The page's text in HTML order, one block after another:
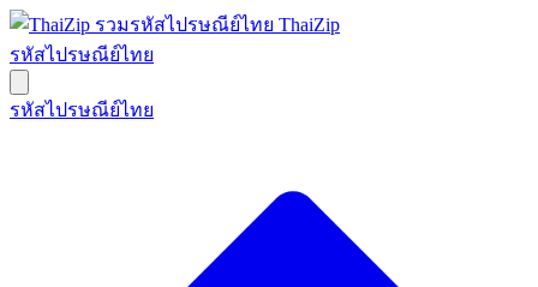
ThaiZip
รหัสไปรษณีย์ไทย
รหัสไปรษณีย์ไทย